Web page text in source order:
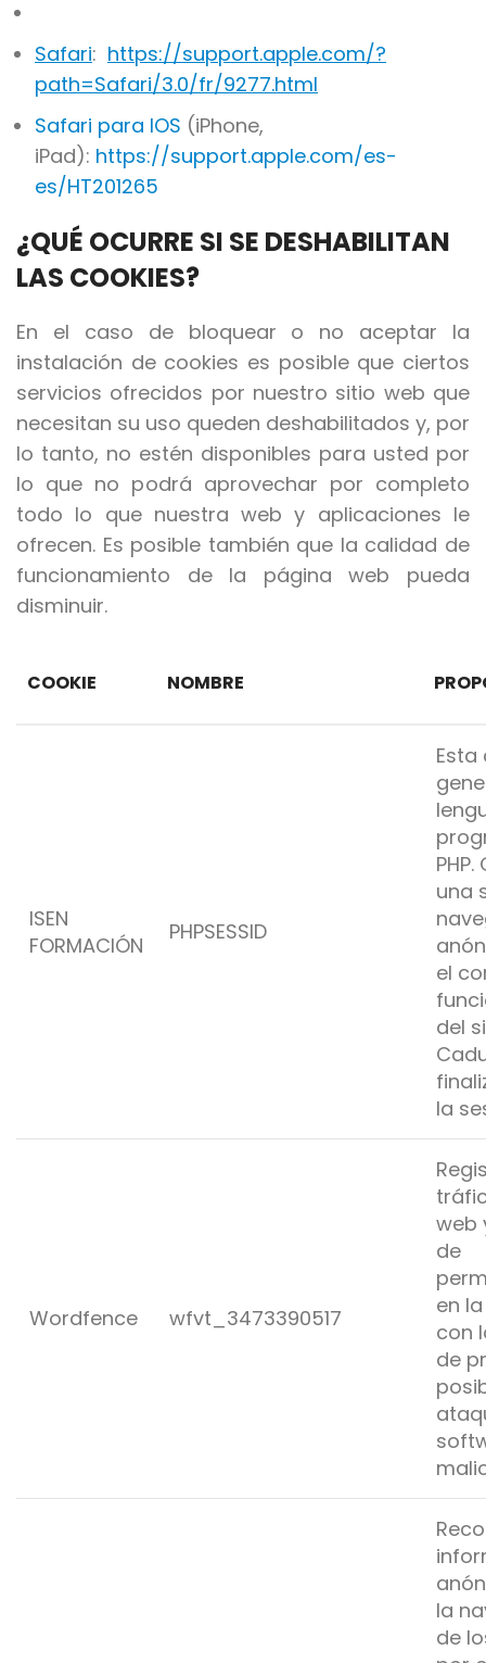
Safari: https://support.apple.com/?
path=Safari/3.0/fr/9277.html
Safari para IOS (iPhone,
iPad): https://support.apple.com/es-
es/HT201265
¿QUÉ OCURRE SI SE DESHABILITAN
LAS COOKIES?
En el caso de bloquear o no aceptar la
instalación de cookies es posible que ciertos
servicios ofrecidos por nuestro sitio web que
necesitan su uso queden deshabilitados y, por
lo tanto, no estén disponibles para usted por
lo que no podrá aprovechar por completo
todo lo que nuestra web y aplicaciones le
ofrecen. Es posible también que la calidad de
funcionamiento de la página web pueda
disminuir.
COOKIE NOMBRE
ISEN
FORMACIÓN
PHPSESSID
Esta
una
el
del
la
Wordfence wfvt_3473390517
web
de
en
con
de
la
de